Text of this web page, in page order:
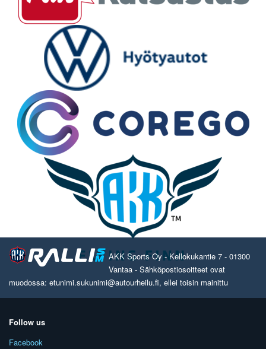
AKK Sports Oy - Kellokukantie 7 - 01300
Vantaa - Sähköpostiosoitteet ovat
muodossa: etunimi.sukunimi@autourheilu.fi, ellei toisin mainittu
Follow us
Facebook